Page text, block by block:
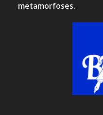
metamorfoses.